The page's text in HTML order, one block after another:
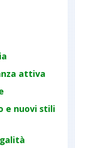
attiva
e nuovi stili